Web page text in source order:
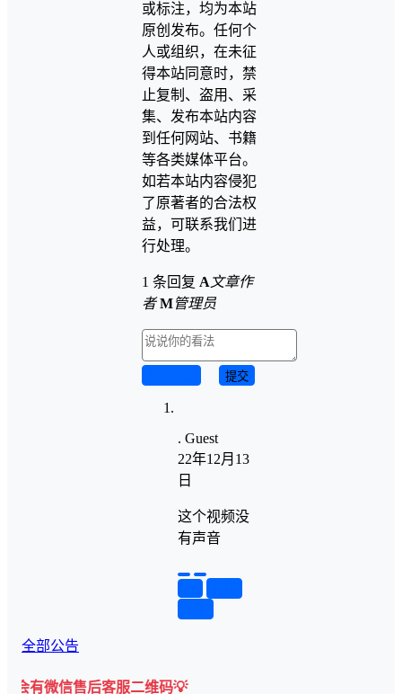
或标注，均为本站
原创发布。任何个
人或组织，在未征
得本站同意时，禁
止复制、盗用、采
集、发布本站内容
到任何网站、书籍
等各类媒体平台。
如若本站内容侵犯
了原著者的合法权
益，可联系我们进
行处理。
1 条回复 A 文章作
者 M管理员
提交
. Guest
22年12月13
日
这个视频没
有声音
全部公告
后客服二维码💡